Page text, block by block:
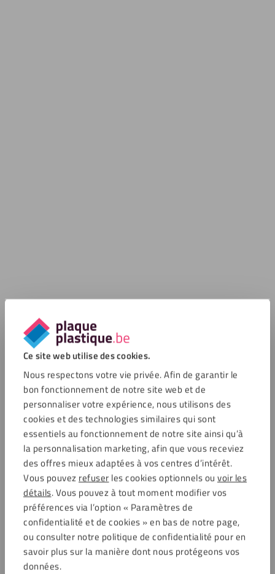
Ce site web utilise des cookies.
Nous respectons votre vie privée. Afin de garantir le
bon fonctionnement de notre site web et de
personnaliser votre expérience, nous utilisons des
cookies et des technologies similaires qui sont
essentiels au fonctionnement de notre site ainsi qu’à
la personnalisation marketing, afin que vous receviez
des offres mieux adaptées à vos centres d’intérêt.
Vous pouvezrefuserles cookies optionnels ou voir les
détails. Vous pouvez à tout moment modifier vos
préférences via l’option « Paramètres de
confidentialité et de cookies » en bas de notre page,
ou consulter notre politique de confidentialité pour en
savoir plus sur la manière dont nous protégeons vos
données.